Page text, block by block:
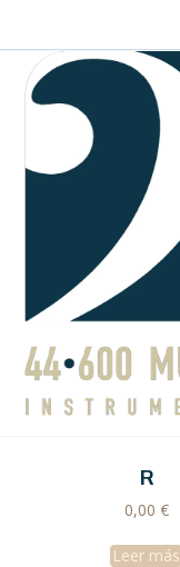
R
0,00 €
Leer más